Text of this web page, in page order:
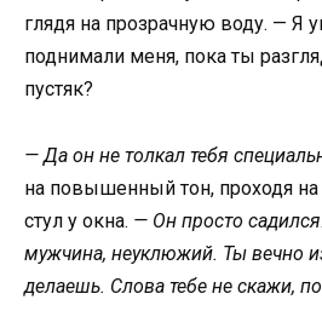
глядя на прозрачную воду. — Я
поднимали меня, пока ты
пустяк?
— Да он не толкал тебя
на повышенный тон, проходя
стул у окна. — Он просто
мужчина, неуклюжий. Ты вечно
делаешь. Слова тебе не скажи,